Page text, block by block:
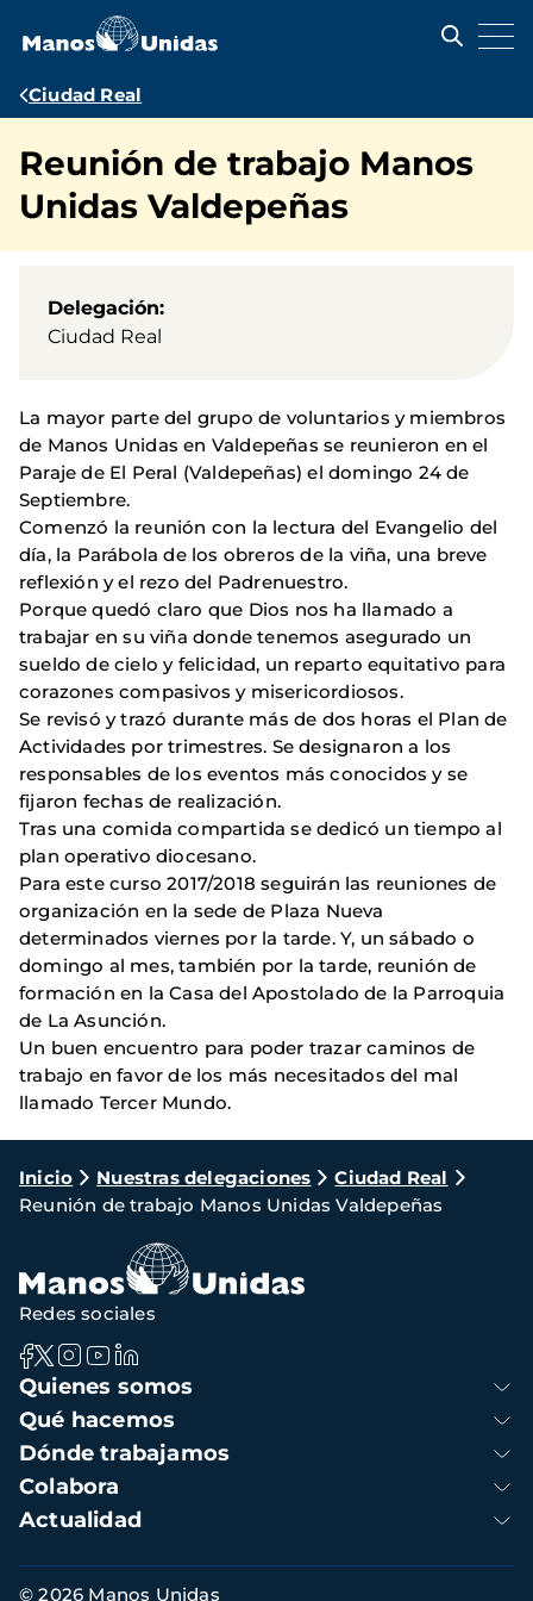
contenido
Ruta
navegación
Ciudad Real
Reunión de trabajo Manos
Unidas Valdepeñas
Delegación
Ciudad Real
La mayor parte del grupo de voluntarios y miembros
de Manos Unidas en Valdepeñas se reunieron en el
Paraje de El Peral (Valdepeñas) el domingo 24 de
Septiembre.
Comenzó la reunión con la lectura del Evangelio del
día, la Parábola de los obreros de la viña, una breve
reflexión y el rezo del Padrenuestro.
Porque quedó claro que Dios nos ha llamado a
trabajar en su viña donde tenemos asegurado un
sueldo de cielo y felicidad, un reparto equitativo para
corazones compasivos y misericordiosos.
Se revisó y trazó durante más de dos horas el Plan de
Actividades por trimestres. Se designaron a los
responsables de los eventos más conocidos y se
fijaron fechas de realización.
Tras una comida compartida se dedicó un tiempo al
plan operativo diocesano.
Para este curso 2017/2018 seguirán las reuniones de
organización en la sede de Plaza Nueva
determinados viernes por la tarde. Y, un sábado o
domingo al mes, también por la tarde, reunión de
formación en la Casa del Apostolado de la Parroquia
de La Asunción.
Un buen encuentro para poder trazar caminos de
trabajo en favor de los más necesitados del mal
llamado Tercer Mundo.
Ruta
de
navegación
Inicio Nuestras delegaciones
Ciudad Real
Reunión de trabajo Manos Unidas Valdepeñas
Navegación
principal
Quienes somos
Qué hacemos
Dónde trabajamos
Colabora
Actualidad
Redes sociales
Información
© 2026 Manos Unidas